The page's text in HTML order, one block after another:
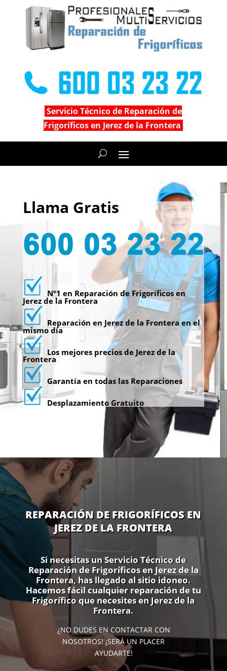
Servicio Técnico de Reparación de
Frigoríficos en Jerez de la Frontera
Llama Gratis
Nº1 en Reparación de Frigoríficos en
Jerez de la Frontera
Reparación en Jerez de la Frontera en el
mismo día
Los mejores precios de Jerez de la
Frontera
Garantía en todas las Reparaciones
Desplazamiento Gratuito
REPARACIÓN DE FRIGORÍFICOS EN
JEREZ DE LA FRONTERA
Si necesitas un Servicio Técnico de
Reparación de Frigoríficos en Jerez de la
Frontera, has llegado al sitio idoneo.
Hacemos fácil cualquier reparación de tu
Frigorífico que necesites en Jerez de la
Frontera.
¿NO DUDES EN CONTACTAR CON
NOSOTROS! ¡SERÁ UN PLACER
AYUDARTE!